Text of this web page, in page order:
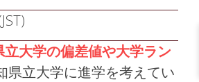
立大学の偏差値や大学ラン
県立大学に進学を考えてい